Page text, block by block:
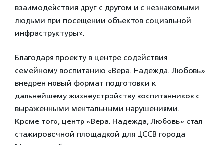
взаимодействия друг с другом и с незнакомыми
людьми при посещении объектов социальной
инфраструктуры».
Благодаря проекту в центре содействия
семейному воспитанию «Вера. Надежда. Любовь»
внедрен новый формат подготовки к
дальнейшему жизнеустройству воспитанников с
выраженными ментальными нарушениями.
Кроме того, центр «Вера. Надежда, Любовь» стал
стажировочной площадкой для ЦССВ города